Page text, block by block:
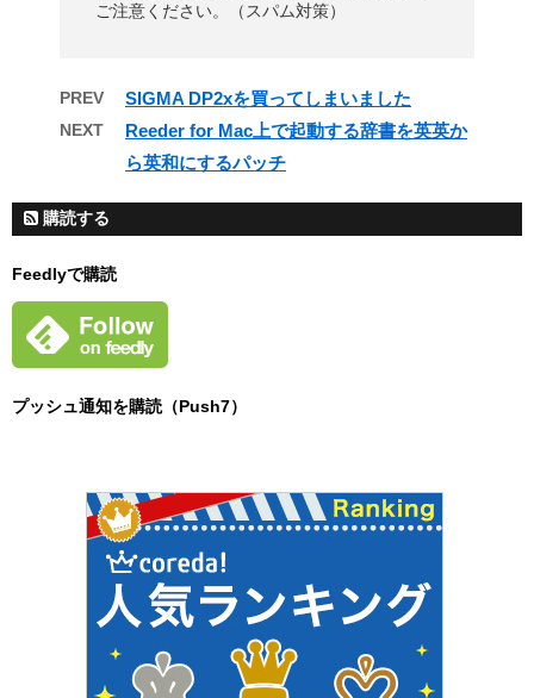
ご注意ください。（スパム対策）
PREV SIGMA DP2xを買ってしまいました
NEXT
Reeder for Mac上で起動する辞書を英英か
ら英和にするパッチ
購読する
Feedlyで購読
プッシュ通知を購読（Push7）